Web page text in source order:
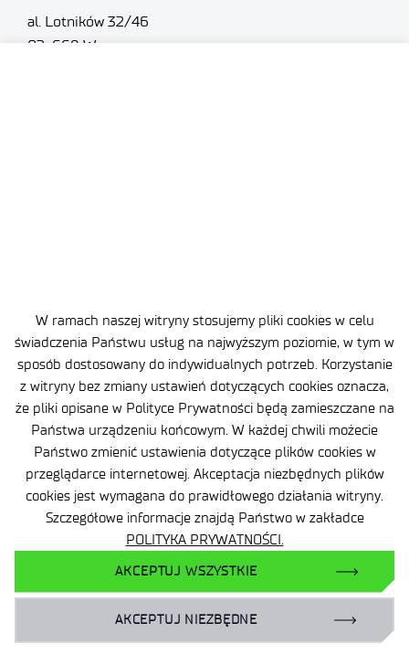
W ramach naszej witryny stosujemy pliki cookies w celu
świadczenia Państwu usług na najwyższym poziomie, w tym w
sposób dostosowany do indywidualnych potrzeb. Korzystanie
z witryny bez zmiany ustawień dotyczących cookies oznacza,
że pliki opisane w Polityce Prywatności będą zamieszczane na
Państwa urządzeniu końcowym. W każdej chwili możecie
Państwo zmienić ustawienia dotyczące plików cookies w
przeglądarce internetowej. Akceptacja niezbędnych plików
cookies jest wymagana do prawidłowego działania witryny.
Szczegółowe informacje znajdą Państwo w zakładce
POLITYKA PRYWATNOŚCI.
AKCEPTUJ WSZYSTKIE
AKCEPTUJ NIEZBĘDNE
al. Lotników 32/46
02-668 Warszawa
Dane osobowe
Deklaracja Dostępności
Polityka Prywatności
Ważne informacje
Zamówienia publiczne
Wynajem powierzchni